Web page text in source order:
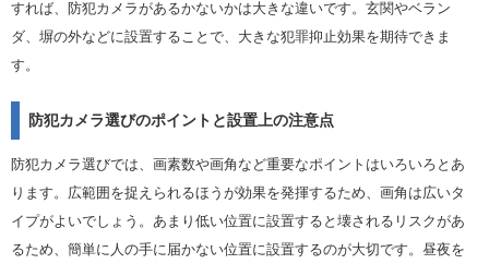
すれば、防犯カメラがあるかないかは大きな違いです。玄関やベラン
ダ、塀の外などに設置することで、大きな犯罪抑止効果を期待できま
す。
防犯カメラ選びのポイントと設置上の注意点
防犯カメラ選びでは、画素数や画角など重要なポイントはいろいろとあ
ります。広範囲を捉えられるほうが効果を発揮するため、画角は広いタ
イプがよいでしょう。あまり低い位置に設置すると壊されるリスクがあ
るため、簡単に人の手に届かない位置に設置するのが大切です。昼夜を